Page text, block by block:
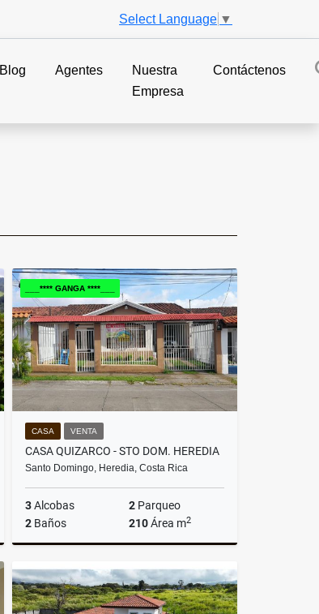
Select Language ▼
Blog Agentes
Nuestra
Empresa
Contáctenos
___**** GANGA ****___
CASA VENTA
CASA QUIZARCO - STO DOM. HEREDIA
Santo Domingo, Heredia, Costa Rica
3Alcobas 2 Parqueo
2 Baños 210Área m2
Venta
US$345,000
Alquiler
US$2,000